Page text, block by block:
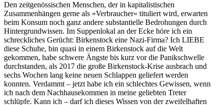
Den zeitgenössischen Menschen, der in kapitalistischen
Zusammenhängen gerne als »Verbraucher« tituliert wird, erwarten
beim Konsum noch ganz andere substantielle Bedrohungen durch
Hintergrundwissen. Im Suppenlokal an der Ecke höre ich ein
schreckliches Gerücht: Birkenstock eine Nazi-Firma? Ich LIEBE
diese Schuhe, bin quasi in einem Birkenstock auf die Welt
gekommen, habe schwere Ängste bis kurz vor die Panikschwelle
durchstanden, als 2017 die große Birkenstock-Krise ausbrach und
sechs Wochen lang keine neuen Schlappen geliefert werden
konnten. Verdammt – jetzt habe ich ein schlechtes Gewissen, wenn
ich nach dem Nachhausekommen in meine geliebten Treter
schlüpfe. Kann ich – darf ich dieses Wissen von der zweifelhaften